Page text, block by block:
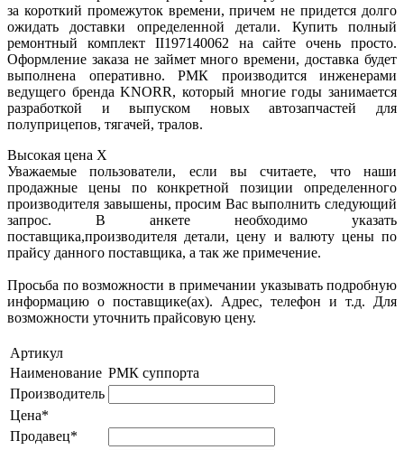
за короткий промежуток времени, причем не придется долго
ожидать доставки определенной детали. Купить полный
ремонтный комплект II197140062 на сайте очень просто.
Оформление заказа не займет много времени, доставка будет
выполнена оперативно. РМК производится инженерами
ведущего бренда KNORR, который многие годы занимается
разработкой и выпуском новых автозапчастей для
полуприцепов, тягачей, тралов.
Высокая цена X
Уважаемые пользователи, если вы считаете, что наши
продажные цены по конкретной позиции определенного
производителя завышены, просим Вас выполнить следующий
запрос. В анкете необходимо указать
поставщика,производителя детали, цену и валюту цены по
прайсу данного поставщика, а так же примечение.
Просьба по возможности в примечании указывать подробную
информацию о поставщике(ах). Адрес, телефон и т.д. Для
возможности уточнить прайсовую цену.
Артикул
Наименование РМК суппорта
Производитель
Цена*
Продавец*